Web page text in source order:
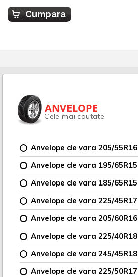
Cumpara
ANVELOPE
Cele mai cautate
Anvelope de vara 205/55R16
Anvelope de vara 195/65R15
Anvelope de vara 185/65R15
Anvelope de vara 225/45R17
Anvelope de vara 205/60R16
Anvelope de vara 225/40R18
Anvelope de vara 245/45R18
Anvelope de vara 225/50R17